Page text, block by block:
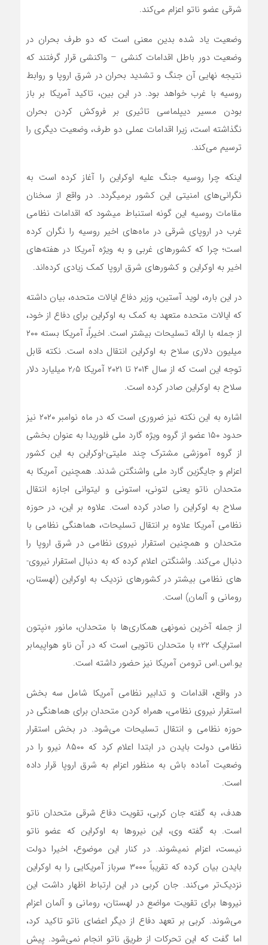
شرقی عضو ناتو اعزام می‌کند.
وضعیت یاد شده بدین معنی است که دو طرف بحران در
وضعیت دور باطل اقدامات کنشی – واکنشی قرار گرفتند که
نتیجه نهایی آن جنگ و تشدید بحران در شرق اروپا و روابط
روسیه با غرب خواهد بود. در این بین، تاکید آمریکا بر باز
بودن مسیر دیپلماسی تاثیری بر فروکش کردن بحران
نگذاشته است، زیرا اقدامات عملی دو طرف، وضعیت دیگری را
ترسیم می­‌کند.
اینکه چرا روسیه جنگ علیه اوکراین را آغاز کرده است به
نگرانی­‌های امنیتی این کشور بر‌می­گردد. در واقع از سخنان
مقامات روسیه این گونه استنباط می­شود که اقدامات نظامی
غرب در اروپای شرقی در ماه‌­های اخیر روسیه را نگران کرده
است؛ چرا که کشورهای غربی و به ویژه آمریکا در هفته‌­های
اخیر به اوکراین و کشورهای شرق اروپا کمک زیادی کرده‌­اند.
در این باره، لوید آستین، وزیر دفاع ایالات متحده، بیان داشته
که ایالات متحده متعهد به کمک به اوکراین برای دفاع از خود،
از جمله با ارائه تسلیحات بیشتر است. اخیراً، آمریکا بسته ۲۰۰
میلیون دلاری سلاح به اوکراین انتقال داده است. نکته قابل
توجه این است که از سال ۲۰۱۴ تا ۲۰۲۱ آمریکا ۲٫۵ میلیارد دلار
سلاح به اوکراین صادر کرده است.
اشاره به این نکته نیز ضروری است که در ماه نوامبر ۲۰۲۰ نیز
حدود ۱۵۰ عضو از گروه ویژه گارد ملی فلوریدا به عنوان بخشی
از گروه آموزشی مشترک چند ملیتی-اوکراین به این کشور
اعزام و جایگزین گارد ملی واشنگتن شدند. همچنین آمریکا به
متحدان ناتو یعنی لتونی، استونی و لیتوانی اجازه انتقال
سلاح به اوکراین را صادر کرده است. علاوه بر این، در حوزه
نظامی آمریکا علاوه بر انتقال تسلیحات، هماهنگی نظامی با
متحدان و همچنین استقرار نیروی نظامی در شرق اروپا را
دنبال می­‌کند. واشنگتن اعلام کرده که به دنبال استقرار نیروی‌­
های نظامی بیشتر در کشورهای نزدیک به اوکراین (لهستان،
رومانی و آلمان) است.
از جمله آخرین نمونه­­ی همکاری‌­ها با متحدان، مانور «نپتون
استرایک ۲۲» با متحدان ناتویی است که در آن ناو هواپیمابر
یو.اس.اس ترومن آمریکا نیز حضور داشته است.
در واقع، اقدامات و تدابیر نظامی آمریکا شامل سه بخش
استقرار نیروی نظامی، همراه کردن متحدان برای هماهنگی در
حوزه نظامی و انتقال تسلیحات می­‌شود. در بخش استقرار
نظامی دولت بایدن در ابتدا اعلام کرد که ۸۵۰۰ نیرو را در
وضعیت آماده باش به منظور اعزام به شرق اروپا قرار داده
است.
هدف، به گفته جان کربی، تقویت دفاع شرقی متحدان ناتو
است. به گفته وی، این نیروها به اوکراین که عضو ناتو
نیست، اعزام نمی­شوند. در کنار این موضوع، اخیرا دولت
بایدن بیان کرده که تقریباً ۳۰۰۰ سرباز آمریکایی را به اوکراین
نزدیک‌تر می‌کند. جان کربی در این ارتباط اظهار داشت این
نیروها برای تقویت مواضع در لهستان، رومانی و آلمان اعزام
می­‌شوند. کربی بر تعهد دفاع از دیگر اعضای ناتو تاکید کرد،
اما گفت که این تحرکات از طریق ناتو انجام نمی‌­شود. پیش